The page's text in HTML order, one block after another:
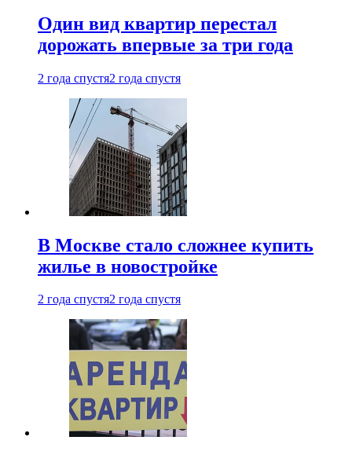
Один вид квартир перестал
дорожать впервые за три года
2 года спустя2 года спустя
В Москве стало сложнее купить
жилье в новостройке
2 года спустя2 года спустя